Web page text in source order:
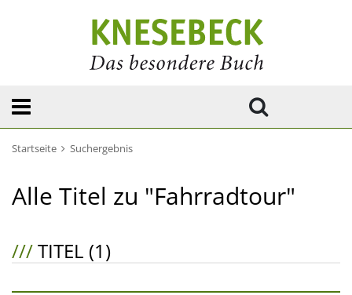
Startseite Suchergebnis
Alle Titel zu "Fahrradtour"
///TITEL (1)